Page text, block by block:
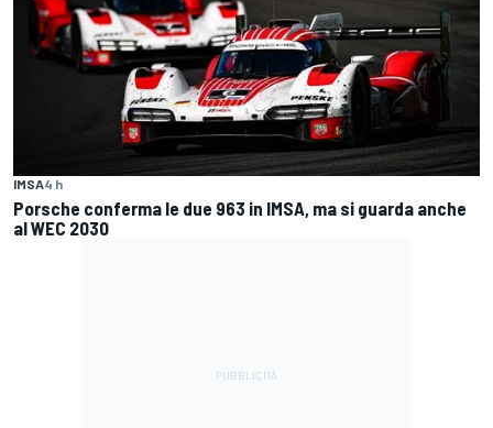
IMSA4 h
Porsche conferma le due 963 in IMSA, ma si guarda anche
al WEC 2030